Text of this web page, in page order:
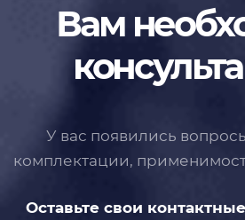
Вам
У вас появились
комплектации,
Оставьте свои